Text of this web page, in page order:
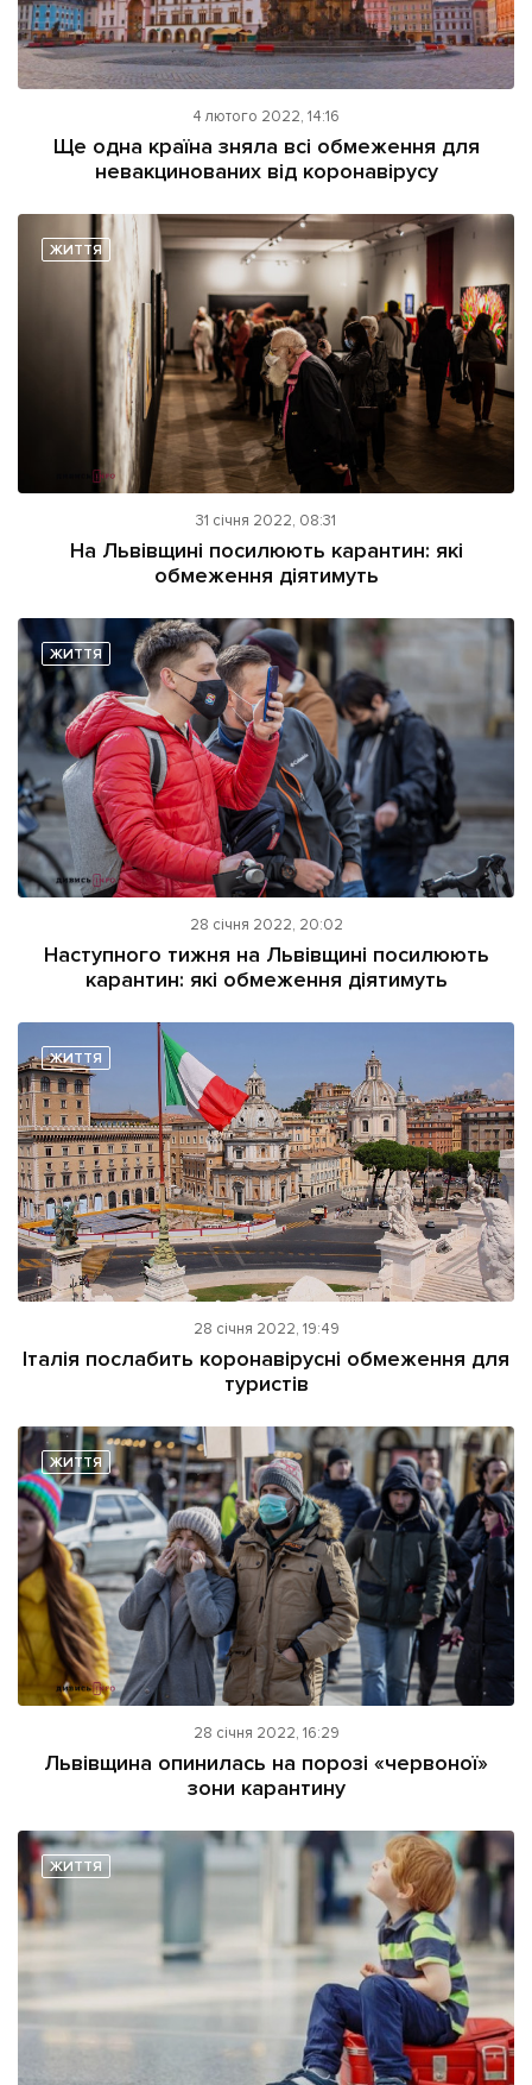
4 лютого 2022, 14:16
Ще одна країна зняла всі обмеження для
невакцинованих від коронавірусу
ЖИТТЯ
31 січня 2022, 08:31
На Львівщині посилюють карантин: які
обмеження діятимуть
ЖИТТЯ
28 січня 2022, 20:02
Наступного тижня на Львівщині посилюють
карантин: які обмеження діятимуть
ЖИТТЯ
28 січня 2022, 19:49
Італія послабить коронавірусні обмеження для
туристів
ЖИТТЯ
28 січня 2022, 16:29
Львівщина опинилась на порозі «червоної»
зони карантину
ЖИТТЯ